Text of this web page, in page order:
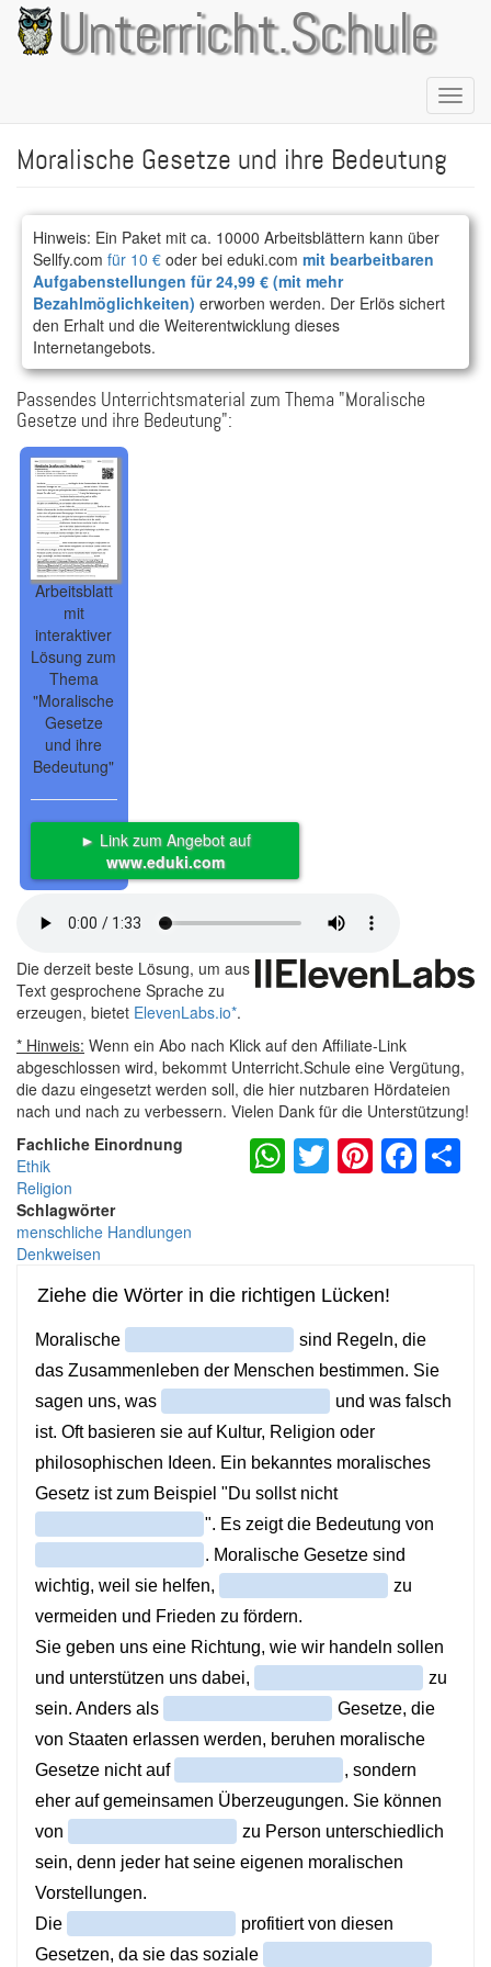
Direkt
zum
Inhalt
Unterricht.Schule
Moralische Gesetze und ihre Bedeutung
Hinweis: Ein Paket mit ca. 10000 Arbeitsblättern kann über
Sellfy.com für 10 € oder bei eduki.com mit bearbeitbaren
Aufgabenstellungen für 24,99 € (mit mehr
Bezahlmöglichkeiten) erworben werden. Der Erlös sichert
den Erhalt und die Weiterentwicklung dieses
Internetangebots.
Passendes Unterrichtsmaterial zum Thema "Moralische
Gesetze und ihre Bedeutung":
Arbeitsblatt
mit
interaktiver
Lösung zum
Thema
"Moralische
Gesetze
und ihre
Bedeutung"
► Link zum Angebot auf
www.eduki.com
Die derzeit beste Lösung, um aus
Text gesprochene Sprache zu
erzeugen, bietet ElevenLabs.io*.
* Hinweis: Wenn ein Abo nach Klick auf den Affiliate-Link
abgeschlossen wird, bekommt Unterricht.Schule eine Vergütung,
die dazu eingesetzt werden soll, die hier nutzbaren Hördateien
nach und nach zu verbessern. Vielen Dank für die Unterstützung!
Fachliche Einordnung
Ethik
Religion
Schlagwörter
menschliche Handlungen
Denkweisen
WhatsApp
Twitter